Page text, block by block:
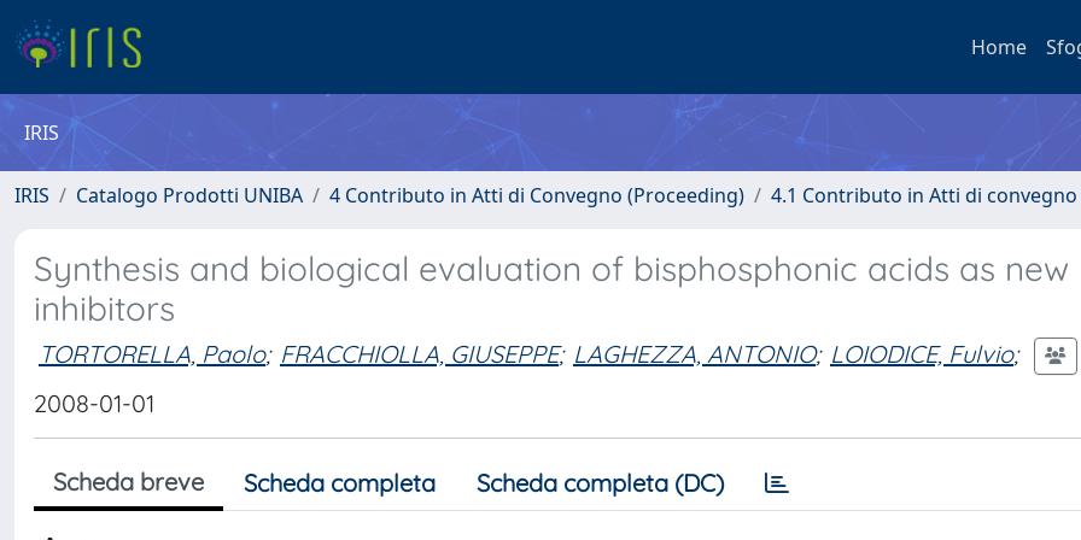
Home
IRIS
IRIS Catalogo Prodotti UNIBA 4 Contributo in Atti di Convegno (Proceeding) 4.1 Contributo in Atti di convegno
Synthesis and biological evaluation of bisphosphonic acids as new
inhibitors
TORTORELLA, Paolo; FRACCHIOLLA, GIUSEPPE; LAGHEZZA, ANTONIO; LOIODICE, Fulvio;
2008-01-01
Scheda breve Scheda completa Scheda completa (DC)